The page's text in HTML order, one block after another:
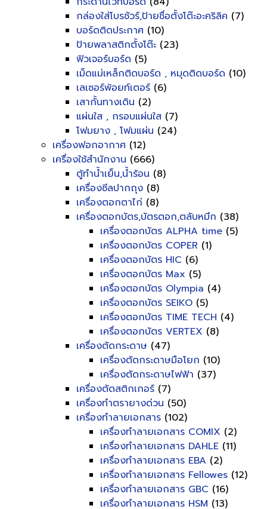
กล่องใส่โบรชัวร์,ป้ายชื่อตั้งโต๊ะอะคริลิค (7)
บอร์ดติดประกาศ (10)
ป้ายพลาสติกตั้งโต๊ะ (23)
ฟิวเจอร์บอร์ด (5)
เม็ดแม่เหล็กติดบอร์ด , หมุดติดบอร์ด (10)
เลเซอร์พ้อยท์เตอร์ (6)
เสากั้นทางเดิน (2)
แผ่นใส , กรอบแผ่นใส (7)
โฟมยาง , โฟมแผ่น (24)
เครื่องฟอกอากาศ (12)
เครื่องใช้สำนักงาน (666)
ตู้ทำน้ำเย็น,น้ำร้อน (8)
เครื่องซีลปากถุง (8)
เครื่องตอกตาไก่ (8)
เครื่องตอกบัตร,บัตรตอก,ตลับหมึก (38)
เครื่องตอกบัตร ALPHA time (5)
เครื่องตอกบัตร COPER (1)
เครื่องตอกบัตร HIC (6)
เครื่องตอกบัตร Max (5)
เครื่องตอกบัตร Olympia (4)
เครื่องตอกบัตร SEIKO (5)
เครื่องตอกบัตร TIME TECH (4)
เครื่องตอกบัตร VERTEX (8)
เครื่องตัดกระดาษ (47)
เครื่องตัดกระดาษมือโยก (10)
เครื่องตัดกระดาษไฟฟ้า (37)
เครื่องตัดสติกเกอร์ (7)
เครื่องทำตรายางด่วน (50)
เครื่องทำลายเอกสาร (102)
เครื่องทำลายเอกสาร COMIX (2)
เครื่องทำลายเอกสาร DAHLE (11)
เครื่องทำลายเอกสาร EBA (2)
เครื่องทำลายเอกสาร Fellowes (12)
เครื่องทำลายเอกสาร GBC (16)
เครื่องทำลายเอกสาร HSM (13)